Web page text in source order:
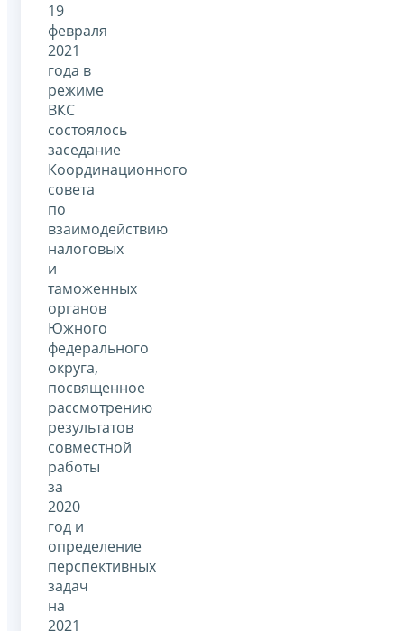
19
февраля
2021
года в
режиме
ВКС
состоялось
заседание
Координационного
совета
по
взаимодействию
налоговых
и
таможенных
органов
Южного
федерального
округа,
посвященное
рассмотрению
результатов
совместной
работы
за
2020
год и
определение
перспективных
задач
на
2021